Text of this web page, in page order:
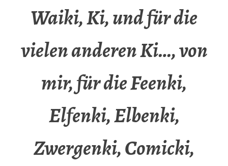
Waiki, Ki, und für die
vielen anderen Ki…, von
mir, für die Feenki,
Elfenki, Elbenki,
Zwergenki, Comicki,